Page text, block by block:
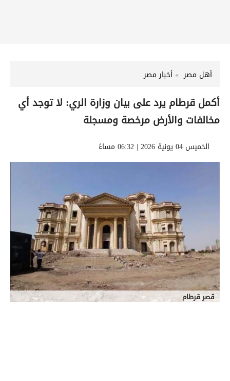
أهل مصر أخبار مصر
أكمل قرطام يرد على بيان وزارة الري: لا توجد أي
مخالفات والأرض مرخصة ومسجلة
الخميس 04 يونية 2026 | 06:32 مساءً
قصر قرطام